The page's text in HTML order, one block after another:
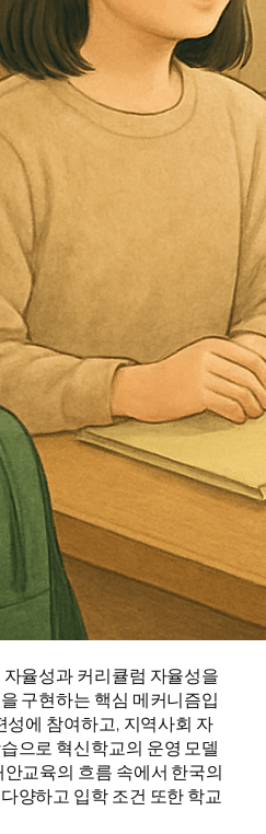
율성과 커리큘럼 자율성을
구현하는 핵심 메커니즘입
성에 참여하고, 지역사회 자
으로 혁신학교의 운영 모델
교육의 흐름 속에서 한국의
양하고 입학 조건 또한 학교